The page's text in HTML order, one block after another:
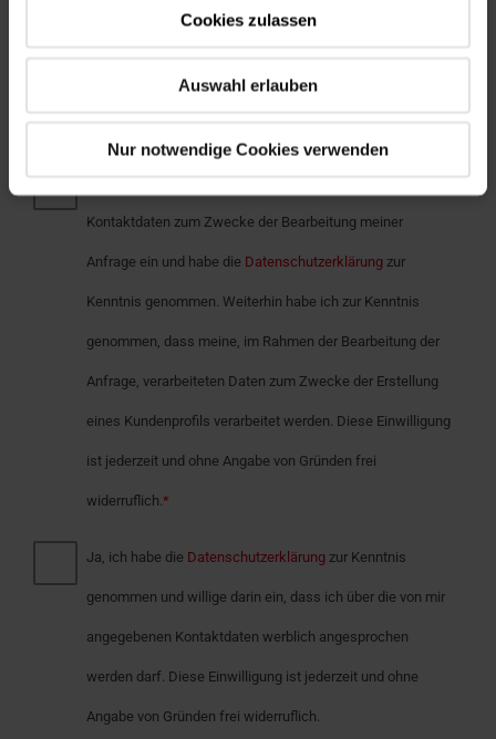
Cookies zulassen
Auswahl erlauben
Nur notwendige Cookies verwenden
Ja, ich willige in die Erhebung und Speicherung meiner
Kontaktdaten zum Zwecke der Bearbeitung meiner
Anfrage ein und habe die Datenschutzerklärung zur
Kenntnis genommen. Weiterhin habe ich zur Kenntnis
genommen, dass meine, im Rahmen der Bearbeitung der
Anfrage, verarbeiteten Daten zum Zwecke der Erstellung
eines Kundenprofils verarbeitet werden. Diese Einwilligung
ist jederzeit und ohne Angabe von Gründen frei
widerruflich.*
Ja, ich habe die Datenschutzerklärung zur Kenntnis
genommen und willige darin ein, dass ich über die von mir
angegebenen Kontaktdaten werblich angesprochen
werden darf. Diese Einwilligung ist jederzeit und ohne
Angabe von Gründen frei widerruflich.